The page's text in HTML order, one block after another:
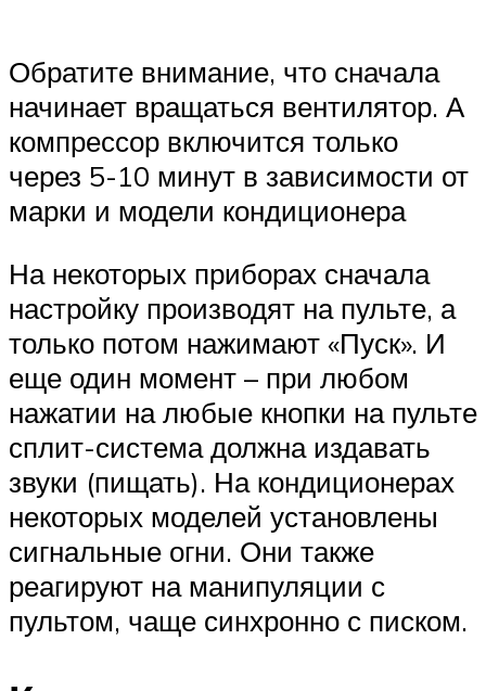
Обратите внимание, что сначала
начинает вращаться вентилятор. А
компрессор включится только
через 5-10 минут в зависимости от
марки и модели кондиционера
На некоторых приборах сначала
настройку производят на пульте, а
только потом нажимают «Пуск». И
еще один момент – при любом
нажатии на любые кнопки на пульте
сплит-система должна издавать
звуки (пищать). На кондиционерах
некоторых моделей установлены
сигнальные огни. Они также
реагируют на манипуляции с
пультом, чаще синхронно с писком.